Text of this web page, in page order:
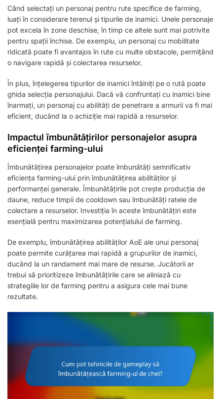
Când selectați un personaj pentru rute specifice de farming,
luați în considerare terenul și tipurile de inamici. Unele personaje
pot excela în zone deschise, în timp ce altele sunt mai potrivite
pentru spații închise. De exemplu, un personaj cu mobilitate
ridicată poate fi avantajos în rute cu multe obstacole, permițând
o navigare rapidă și colectarea resurselor.
În plus, înțelegerea tipurilor de inamici întâlniți pe o rută poate
ghida selecția personajului. Dacă vă confruntați cu inamici bine
înarmați, un personaj cu abilități de penetrare a armurii va fi mai
eficient, ducând la o achiziție mai rapidă a resurselor.
Impactul îmbunătățirilor personajelor asupra
eficienței farming-ului
Îmbunătățirea personajelor poate îmbunătăți semnificativ
eficiența farming-ului prin îmbunătățirea abilităților și
performanței generale. Îmbunătățirile pot crește producția de
daune, reduce timpii de cooldown sau îmbunătăți ratele de
colectare a resurselor. Investiția în aceste îmbunătățiri este
esențială pentru maximizarea potențialului de farming.
De exemplu, îmbunătățirea abilităților AoE ale unui personaj
poate permite curățarea mai rapidă a grupurilor de inamici,
ducând la un randament mai mare de resurse. Jucătorii ar
trebui să prioritizeze îmbunătățirile care se aliniază cu
strategiile lor de farming pentru a asigura cele mai bune
rezultate.